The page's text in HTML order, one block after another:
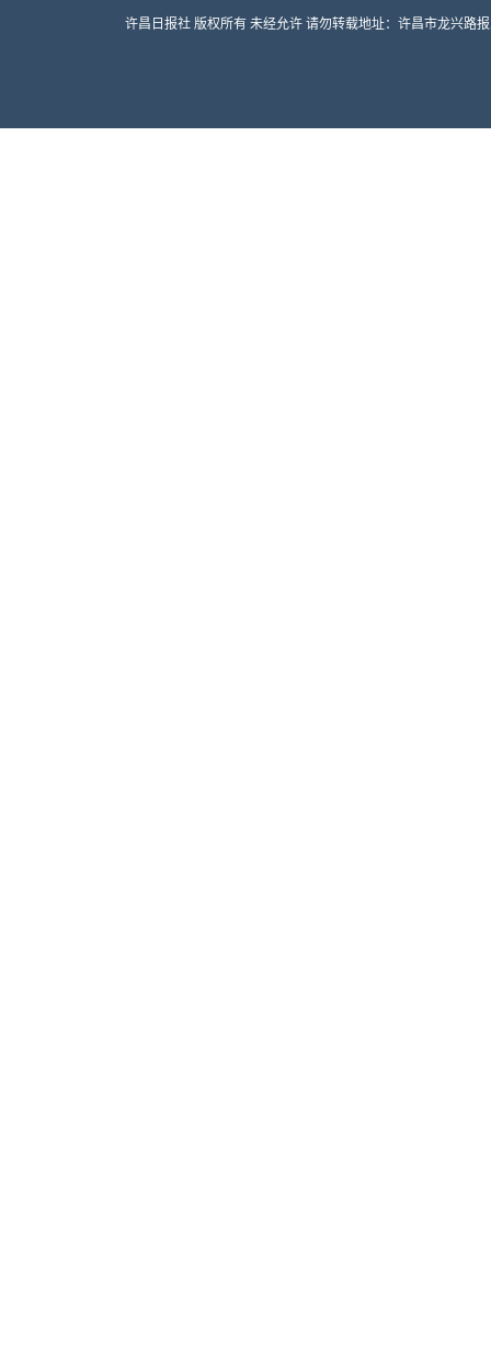
许昌日报社 版权所有 未经允许 请勿转载地址：许昌市龙兴路